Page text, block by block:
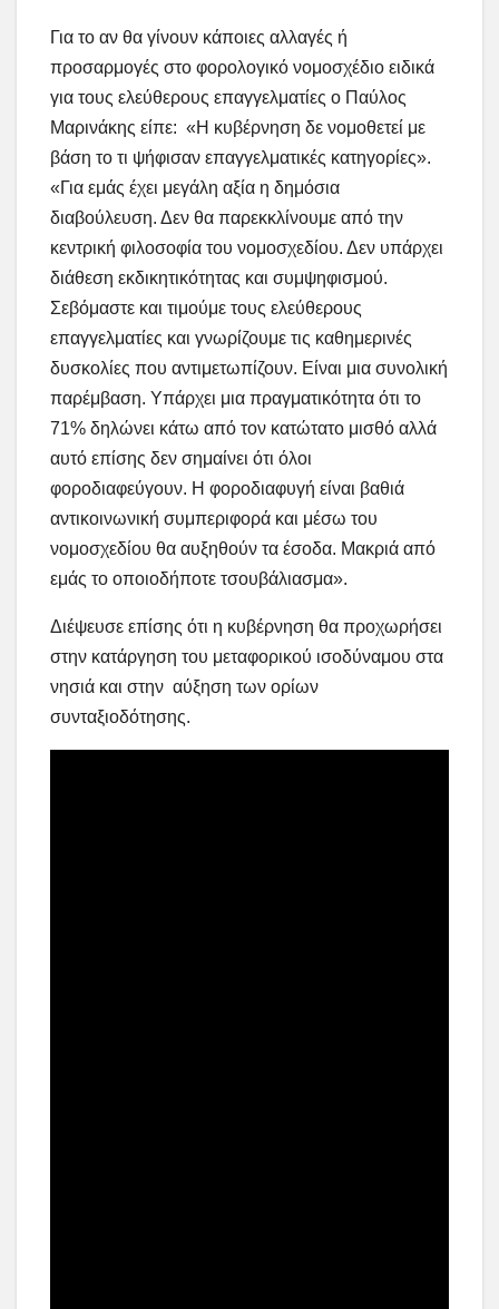
Για το αν θα γίνουν κάποιες αλλαγές ή
προσαρμογές στο φορολογικό νομοσχέδιο ειδικά
για τους ελεύθερους επαγγελματίες ο Παύλος
Μαρινάκης είπε: «Η κυβέρνηση δε νομοθετεί με
βάση το τι ψήφισαν επαγγελματικές κατηγορίες».
«Για εμάς έχει μεγάλη αξία η δημόσια
διαβούλευση. Δεν θα παρεκκλίνουμε από την
κεντρική φιλοσοφία του νομοσχεδίου. Δεν υπάρχει
διάθεση εκδικητικότητας και συμψηφισμού.
Σεβόμαστε και τιμούμε τους ελεύθερους
επαγγελματίες και γνωρίζουμε τις καθημερινές
δυσκολίες που αντιμετωπίζουν. Είναι μια συνολική
παρέμβαση. Υπάρχει μια πραγματικότητα ότι το
71% δηλώνει κάτω από τον κατώτατο μισθό αλλά
αυτό επίσης δεν σημαίνει ότι όλοι
φοροδιαφεύγουν. Η φοροδιαφυγή είναι βαθιά
αντικοινωνική συμπεριφορά και μέσω του
νομοσχεδίου θα αυξηθούν τα έσοδα. Μακριά από
εμάς το οποιοδήποτε τσουβάλιασμα».
Διέψευσε επίσης ότι η κυβέρνηση θα προχωρήσει
στην κατάργηση του μεταφορικού ισοδύναμου στα
νησιά και στην αύξηση των ορίων
συνταξιοδότησης.